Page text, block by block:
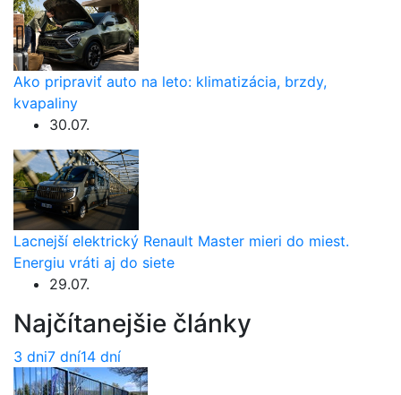
Ako pripraviť auto na leto: klimatizácia, brzdy,
kvapaliny
30.07.
Lacnejší elektrický Renault Master mieri do miest.
Energiu vráti aj do siete
29.07.
Najčítanejšie články
3 dni7 dní14 dní